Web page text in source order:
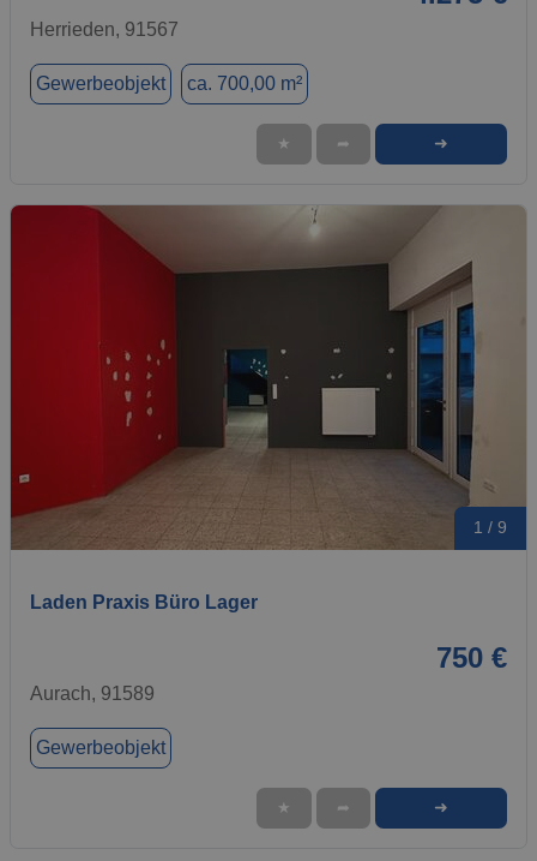
Herrieden, 91567
Gewerbeobjekt ca. 700,00 m²
★ ➦ ➜
1 / 9
Laden Praxis Büro Lager
750 €
Aurach, 91589
Gewerbeobjekt
★ ➦ ➜